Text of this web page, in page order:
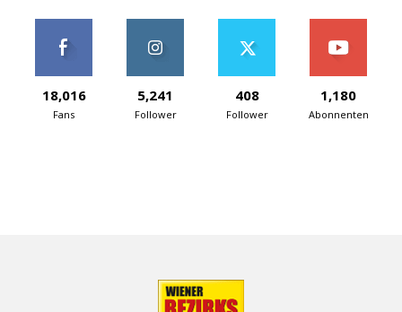
18,016
Fans
5,241
Follower
408
Follower
1,180
Abonnenten